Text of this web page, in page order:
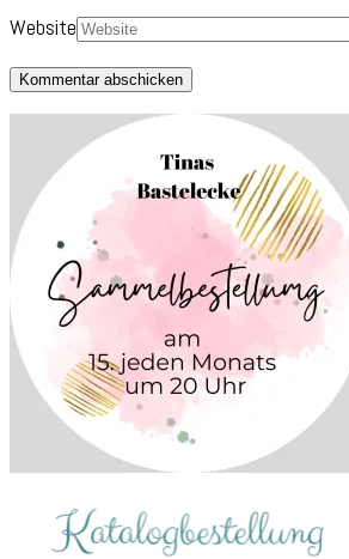
Website